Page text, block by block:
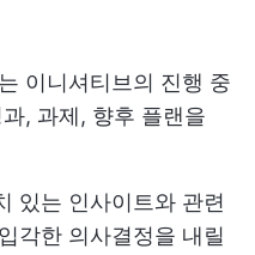
이니셔티브의 진행 중
, 과제, 향후 플랜을
있는 인사이트와 관련
각한 의사결정을 내릴